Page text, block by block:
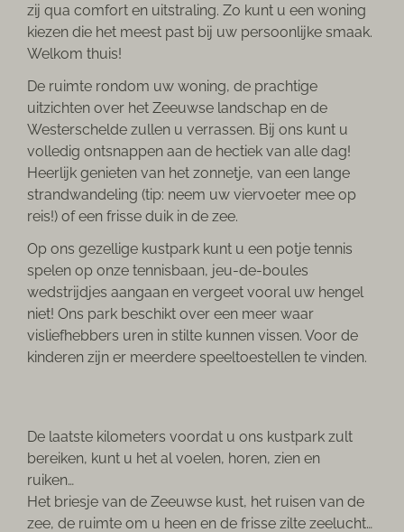
zij qua comfort en uitstraling. Zo kunt u een woning
kiezen die het meest past bij uw persoonlijke smaak.
Welkom thuis!
De ruimte rondom uw woning, de prachtige
uitzichten over het Zeeuwse landschap en de
Westerschelde zullen u verrassen. Bij ons kunt u
volledig ontsnappen aan de hectiek van alle dag!
Heerlijk genieten van het zonnetje, van een lange
strandwandeling (tip: neem uw viervoeter mee op
reis!) of een frisse duik in de zee.
Op ons gezellige kustpark kunt u een potje tennis
spelen op onze tennisbaan, jeu-de-boules
wedstrijdjes aangaan en vergeet vooral uw hengel
niet! Ons park beschikt over een meer waar
visliefhebbers uren in stilte kunnen vissen. Voor de
kinderen zijn er meerdere speeltoestellen te vinden.
De laatste kilometers voordat u ons kustpark zult
bereiken, kunt u het al voelen, horen, zien en
ruiken…
Het briesje van de Zeeuwse kust, het ruisen van de
zee, de ruimte om u heen en de frisse zilte zeelucht…